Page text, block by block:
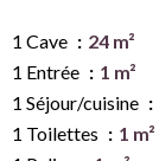
1 Cave
24 m²
1 Entrée
1 m²
1 Séjour/cuisine
1 Toilettes
1 m²